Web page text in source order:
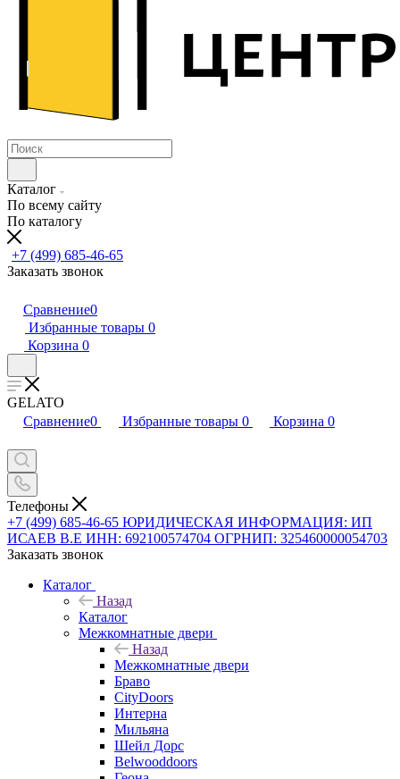
Каталог
По всему сайту
По каталогу
+7 (499) 685-46-65
Заказать звонок
Сравнение0
Избранные товары 0
Корзина 0
GELATO
Сравнение0 Избранные товары 0 Корзина 0
Телефоны
+7 (499) 685-46-65 ЮРИДИЧЕСКАЯ ИНФОРМАЦИЯ: ИП
ИСАЕВ В.Е ИНН: 692100574704 ОГРНИП: 325460000054703
Заказать звонок
Каталог
Назад
Каталог
Межкомнатные двери
Назад
Межкомнатные двери
Браво
CityDoors
Интерна
Мильяна
Шейл Дорс
Belwooddoors